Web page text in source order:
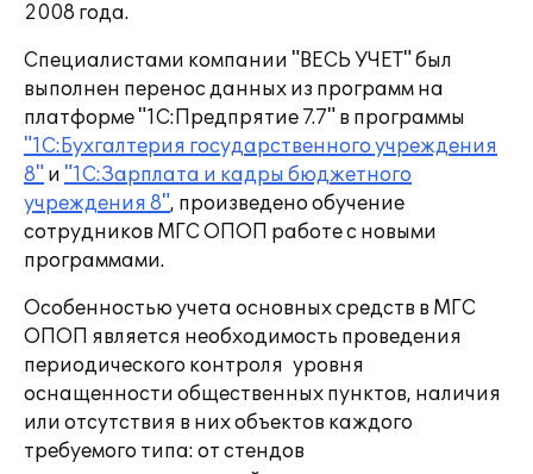
2008 года.
Специалистами компании "ВЕСЬ УЧЕТ" был
выполнен перенос данных из программ на
платформе "1С:Предпрятие 7.7" в программы
"1С:Бухгалтерия государственного учреждения
8" и "1С:Зарплата и кадры бюджетного
учреждения 8", произведено обучение
сотрудников МГС ОПОП работе с новыми
программами.
Особенностью учета основных средств в МГС
ОПОП является необходимость проведения
периодического контроля уровня
оснащенности общественных пунктов, наличия
или отсутствия в них объектов каждого
требуемого типа: от стендов